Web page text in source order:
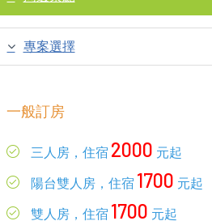
專案選擇
一般訂房
三人房，住宿 2000 元起
陽台雙人房，住宿 1700 元起
雙人房，住宿 1700 元起